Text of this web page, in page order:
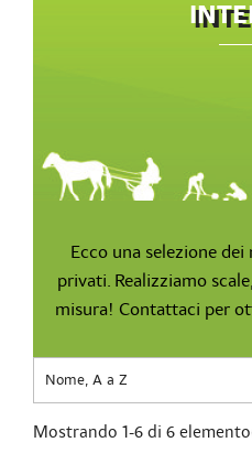
Ecco una selezione
privati. Realizziamo
misura! Contattaci per
Nome, A a Z
Mostrando 1-6 di 6